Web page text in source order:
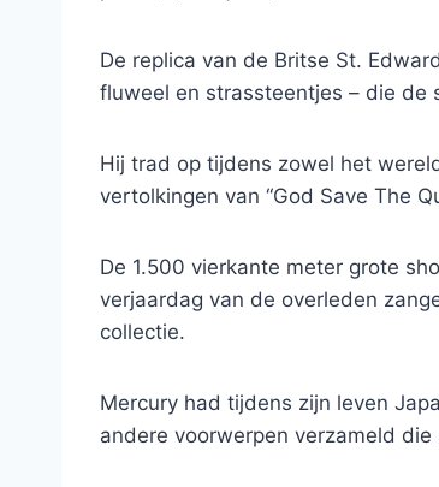
De replica van de Britse St.
fluweel en strassteentjes – die de
Hij trad op tijdens zowel het
vertolkingen van “God Save The
De 1.500 vierkante meter grote
verjaardag van de overleden
collectie.
Mercury had tijdens zijn leven
andere voorwerpen verzameld